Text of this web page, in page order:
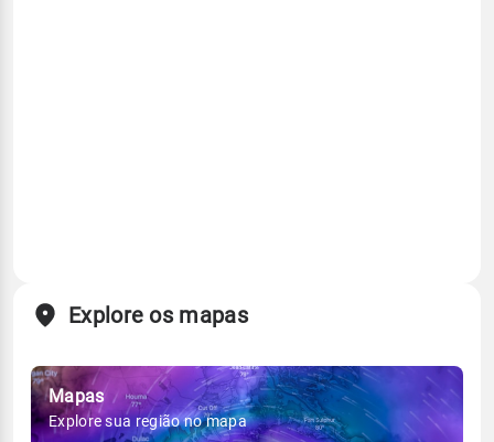
Explore os mapas
Mapas
Explore sua região no mapa